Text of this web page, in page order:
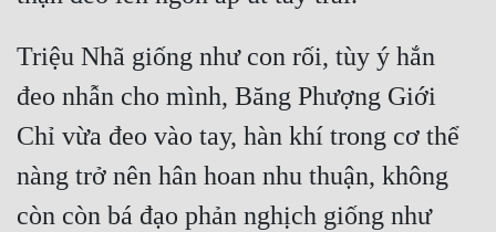
Triệu Nhã giống như con rối, tùy ý hắn
đeo nhẫn cho mình, Băng Phượng Giới
Chỉ vừa đeo vào tay, hàn khí trong cơ thể
nàng trở nên hân hoan nhu thuận, không
còn còn bá đạo phản nghịch giống như